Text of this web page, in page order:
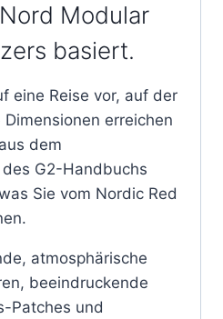
Modular
basiert.
eine Reise vor, auf der
erreichen
dem
G2-Handbuchs
Sie vom Nordic Red
atmosphärische
beeindruckende
Patches und